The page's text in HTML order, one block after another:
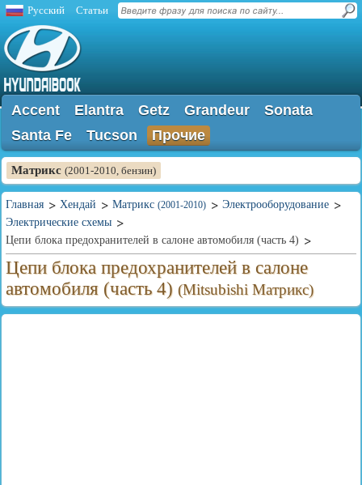
Русский Статьи
Accent Elantra Getz Grandeur
Sonata
Santa Fe
Tucson Прочие
Матрикс (2001-2010, бензин)
Главная Хендай Матрикс (2001-2010)
Электрооборудование
Электрические схемы
Цепи блока предохранителей в салоне автомобиля (часть 4)
Цепи блока предохранителей в салоне
автомобиля (часть 4) (Mitsubishi Матрикс)